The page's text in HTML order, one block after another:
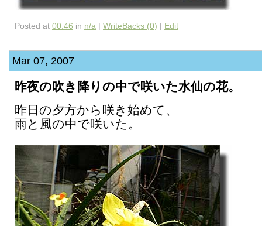
Posted at 00:46 in n/a | WriteBacks (0) | Edit
Mar 07, 2007
昨夜の吹き降りの中で咲いた水仙の花。
昨日の夕方から咲き始めて、
雨と風の中で咲いた。